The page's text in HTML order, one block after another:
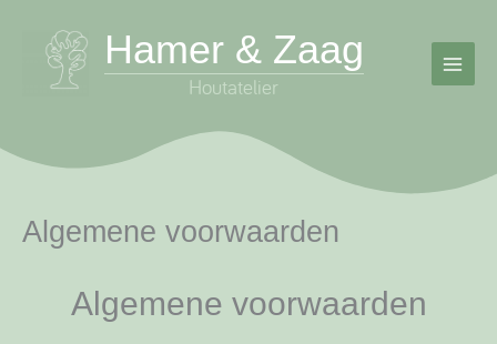
Hamer & Zaag
Algemene voorwaarden
Algemene voorwaarden